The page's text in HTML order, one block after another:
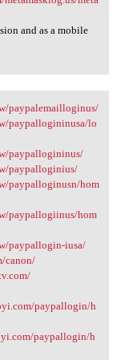
and as a mobile
view
paypalemailloginus/
paypallogininusa/lo
paypallogininus/
paypalloginius/
paypalloginusn/hom
paypallogiinus/hom
paypallogin-iusa/
canon/
paypallogin/h
paypallogin/h